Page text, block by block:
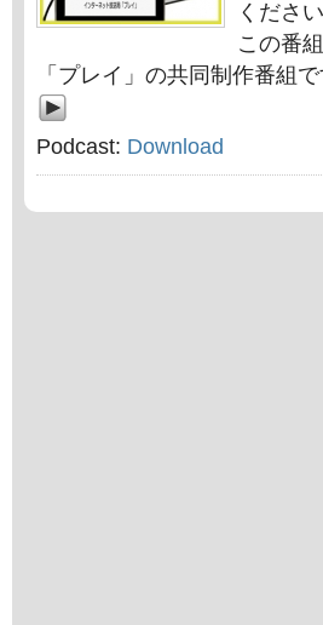
ください
この番
「プレイ」の共同制作番組で
Podcast: Download